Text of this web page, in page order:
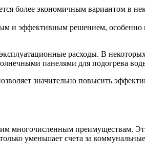
более экономичным вариантом в
и эффективным решением,
расходы. В
панелями для подогрева
значительно повысить
многочисленным преимуществам.
уменьшает счета за